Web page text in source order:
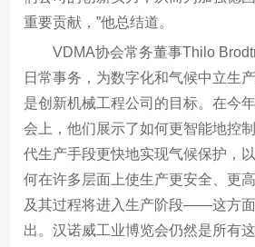
重要贡献，”他总结道。
VDMA协会常务董事Thilo
日常事务，为数字化和气候中立生
是创新机械工程公司的目标。在今
会上，他们展示了如何更智能地控
代生产手段更快地实现气候保护，
何在许多层面上使生产更安全、更
及其过程将进入生产阶段——这方
出。汉诺威工业博览会仍然是所有